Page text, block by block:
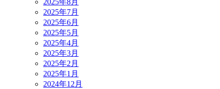
2025年7月
2025年6月
2025年5月
2025年4月
2025年3月
2025年2月
2025年1月
2024年12月